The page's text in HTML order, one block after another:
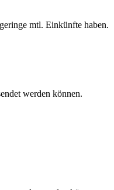
mtl. Einkünfte haben.
werden können.